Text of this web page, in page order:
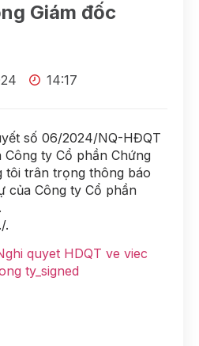
Giám đốc
14:17
số 06/2024/NQ-HĐQT
Công ty Cổ phần Chứng
tôi trân trọng thông báo
của Công ty Cổ phần
.
quyet HDQT ve viec
ty_signed